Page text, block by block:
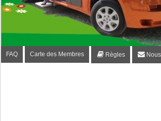
FAQ Carte des Membres Règles